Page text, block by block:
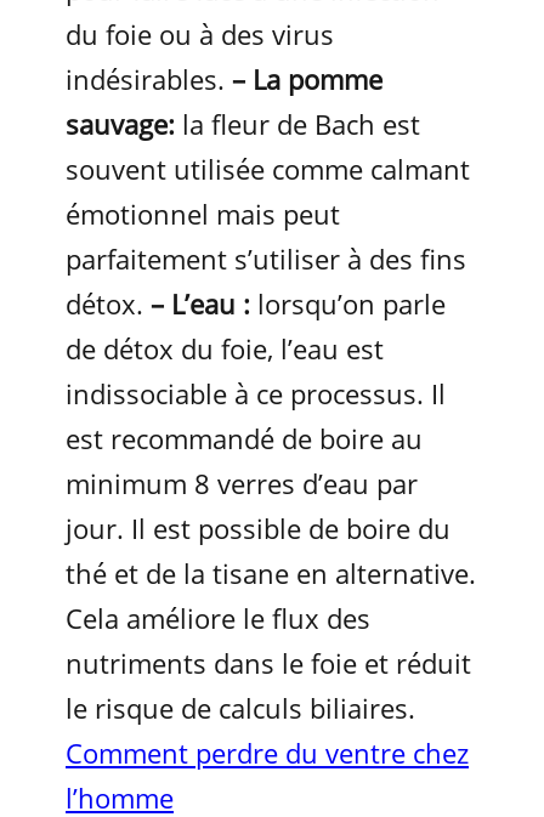
du foie ou à des virus
indésirables. – La pomme
sauvage: la fleur de Bach est
souvent utilisée comme calmant
émotionnel mais peut
parfaitement s’utiliser à des fins
détox. – L’eau : lorsqu’on parle
de détox du foie, l’eau est
indissociable à ce processus. Il
est recommandé de boire au
minimum 8 verres d’eau par
jour. Il est possible de boire du
thé et de la tisane en alternative.
Cela améliore le flux des
nutriments dans le foie et réduit
le risque de calculs biliaires.
Comment perdre du ventre chez
l’homme